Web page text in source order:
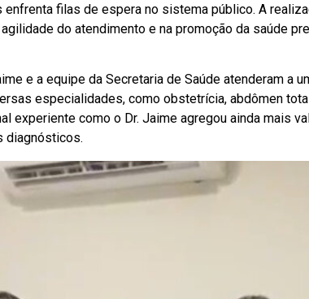
enfrenta filas de espera no sistema público. A
do atendimento e na promoção da saúde
e a equipe da Secretaria de Saúde atenderam a
especialidades, como obstetrícia, abdômen
experiente como o Dr. Jaime agregou ainda mais
diagnósticos.